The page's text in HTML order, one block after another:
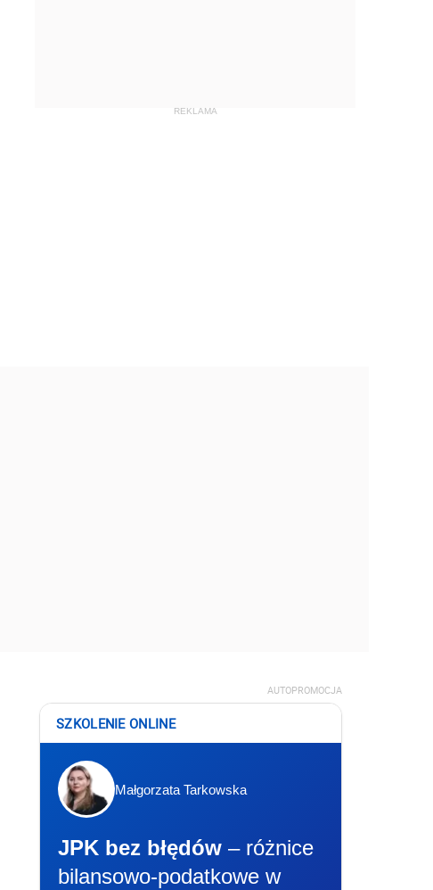
AUTOPROMOCJA
SZKOLENIE ONLINE
Małgorzata Tarkowska
JPK bez błędów – różnice
bilansowo-podatkowe w